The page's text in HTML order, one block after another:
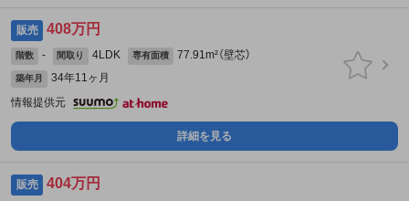
販売 408万円
階数 - 間取り 4LDK 専有面積 77.91m²（壁芯）
築年月
34年11ヶ月
情報提供元
詳細を見る
販売 404万円